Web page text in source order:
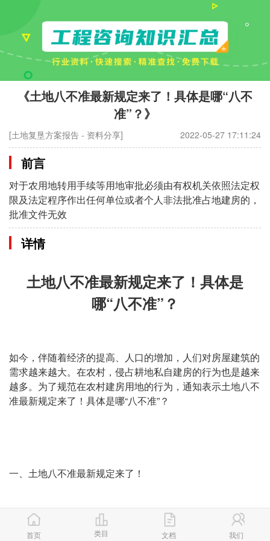
《土地八不准最新规定来了！具体是哪“八不
准”？》
[土地复垦方案报告 - 资料分享] 2022-05-27 17:11:24
前言
对于农用地转用手续等用地审批必须由有权机关依照法定权
限及法定程序作出任何单位或者个人非法批准占地建房的，
批准文件无效
详情
土地八不准最新规定来了！具体是
哪“八不准”？
如今，伴随着经济的提高、人口的增加，人们对房屋建筑的
需求越来越大。在农村，侵占耕地私自建房的行为也是越来
越多。为了规范在农村建房用地的行为，通知表示土地八不
准最新规定来了！具体是哪“八不准”？
一、土地八不准最新规定来了！
近日来，一些地方农村未经批准违法私自乱占耕地建房问题
突出且呈蔓延势头，尤其是强占、多占、非法出售等恶意占
首页 类目 文档 我们